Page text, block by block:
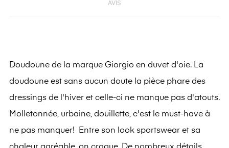
AVIS
Doudoune de la marque Giorgio en duvet d'oie. La
doudoune est sans aucun doute la pièce phare des
dressings de l'hiver et celle-ci ne manque pas d'atouts.
Molletonnée, urbaine, douillette, c'est le must-have à
ne pas manquer! Entre son look sportswear et sa